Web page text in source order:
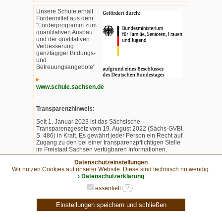
Datenschutzeinstellungen
Wir nutzen Cookies auf unserer Website. Diese sind technisch notwendig.
› Datenschutzerklärung
essentiell ?
Einstellungen speichern und schließen
Unsere Schule erhält
Fördermittel aus dem
"Förderprogramm zum
quantitativen Ausbau
und der qualitativen
Verbesserung
ganztägiger Bildungs-
und
Betreuungsangebote"
www.schule.sachsen.de
Transparenzhinweis:
Seit 1. Januar 2023 ist das Sächsische
Transparenzgesetz vom 19. August 2022 (Sächs-GVBl.
S. 486) in Kraft. Es gewährt jeder Person ein Recht auf
Zugang zu den bei einer transparenzpflichtigen Stelle
im Freistaat Sachsen verfügbaren Informationen,
soweit keine Ausnahme gilt (Transparenzanspruch).
Schulen sind transparenzpflichtige Stellen nur, soweit
Informationen über den Namen von Drittmittelgebern,
die Höhe der Drittmittel und die Laufzeit der mit
Drittmitteln finanzierten abgeschlossenen
Forschungsvorhaben betroffen sind.